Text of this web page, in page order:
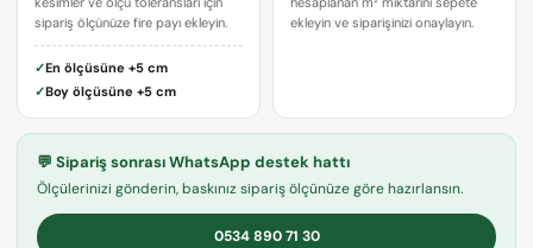
sipariş ölçünüze fire payı ekleyin.
✓En ölçüsüne +5 cm
✓Boy ölçüsüne +5 cm
ekleyin ve siparişinizi onaylayın.
💬 Sipariş sonrası WhatsApp destek hattı
Ölçülerinizi gönderin, baskınız sipariş ölçünüze göre hazırlansın.
0534 890 71 30
Bu ürünü paylaş
Paylaş
KOPYALA
Pinterest'teki
Adınız
posta
Mesajın